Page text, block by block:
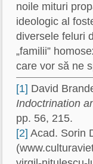
noile mituri
ideologic al
diversele feluri
„familii”
care vor să ne
[1] David
Indoctrination
pp. 56, 215.
[2] Acad. Sorin